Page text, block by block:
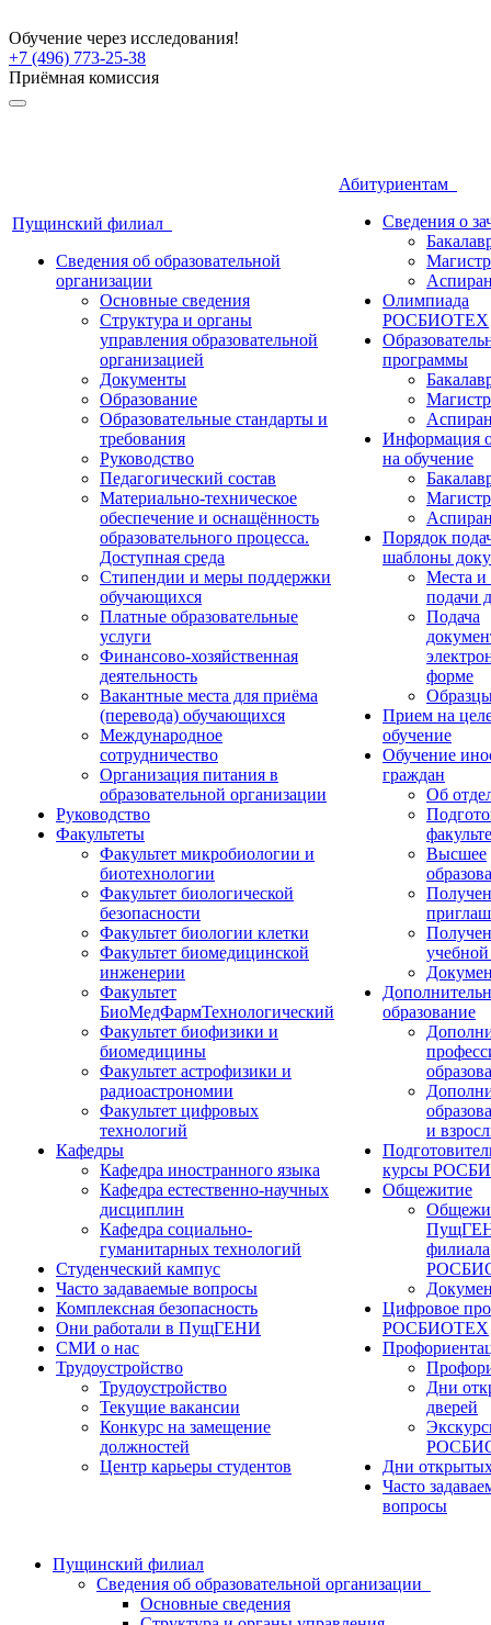
Обучение через исследования!
+7 (496) 773-25-38
Приёмная комиссия
Пущинский филиал
Сведения об образовательной
организации
Основные сведения
Структура и органы
управления образовательной
организацией
Документы
Образование
Образовательные стандарты и
требования
Руководство
Педагогический состав
Материально-техническое
обеспечение и оснащённость
образовательного процесса.
Доступная среда
Стипендии и меры поддержки
обучающихся
Платные образовательные
услуги
Финансово-хозяйственная
деятельность
Вакантные места для приёма
(перевода) обучающихся
Международное
сотрудничество
Организация питания в
образовательной организации
Руководство
Факультеты
Факультет микробиологии и
биотехнологии
Факультет биологической
безопасности
Факультет биологии клетки
Факультет биомедицинской
инженерии
Факультет
БиоМедФармТехнологический
Факультет биофизики и
биомедицины
Факультет астрофизики и
радиоастрономии
Факультет цифровых
технологий
Кафедры
Кафедра иностранного языка
Кафедра естественно-научных
дисциплин
Кафедра социально-
гуманитарных технологий
Студенческий кампус
Часто задаваемые вопросы
Комплексная безопасность
Они работали в ПущГЕНИ
СМИ о нас
Трудоустройство
Трудоустройство
Текущие вакансии
Конкурс на замещение
должностей
Центр карьеры студентов
Абитуриентам
Сведения о
Олимпиада
РОСБИОТЕХ
программы
Информация
на обучение
Порядок
шаблоны
Места и
подачи
Подача
форме
Прием на
обучение
Обучение
граждан
Об
Высшее
образование
и
курсы
Общежитие
филиала
Цифровое
РОСБИОТЕХ
Дни
дверей
Дни
Часто
вопросы
Пущинский филиал
Сведения об образовательной организации
Основные сведения